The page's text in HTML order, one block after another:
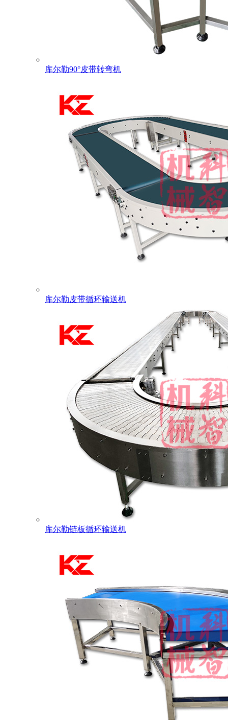
库尔勒90°皮带转弯机
库尔勒皮带循环输送机
库尔勒链板循环输送机